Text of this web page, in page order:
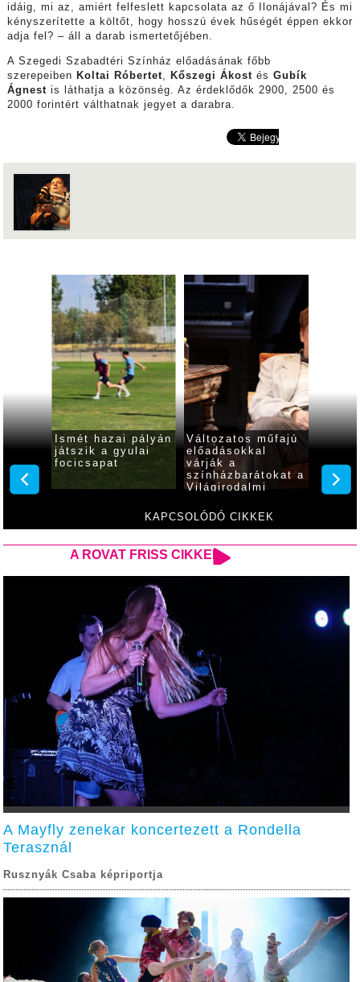
idáig, mi az, amiért felfeslett kapcsolata az ő Ilonájával? És mi
kényszerítette a költőt, hogy hosszú évek hűségét éppen ekkor
adja fel? – áll a darab ismertetőjében.
A Szegedi Szabadtéri Színház előadásának főbb
szerepeiben Koltai Róbertet, Kőszegi Ákost és Gubík
Ágnest is láthatja a közönség. Az érdeklődők 2900, 2500 és
2000 forintért válthatnak jegyet a darabra.
KAPCSOLÓDÓ CIKKEK
a
az
Ismét hazai pályán
játszik a gyulai
focicsapat
Változatos műfajú
előadásokkal
várják a
színházbarátokat a
Világirodalmi
Fesztiválján
várják
A ROVAT FRISS CIKKEI
A Mayfly zenekar koncertezett a Rondella
Terasznál
Rusznyák Csaba képriportja